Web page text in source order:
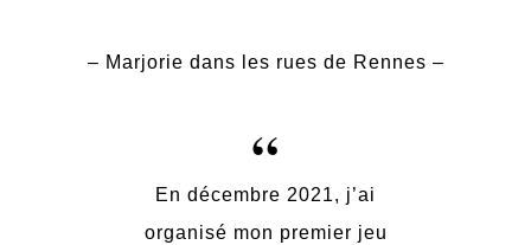
– Marjorie dans les rues de Rennes –
En décembre 2021, j’ai
organisé mon premier jeu